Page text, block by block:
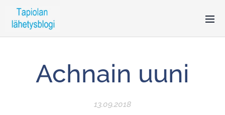
Achnain uuni
13.09.2018